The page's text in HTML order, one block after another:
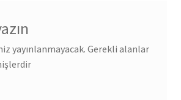
yayınlanmayacak. Gerekli alanlar